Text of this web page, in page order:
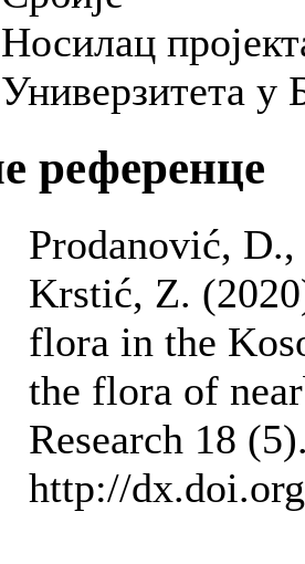
Носилац
Универзитета у
референце
Prodanović,
Krstić, Z.
flora in the
the flora of
Research 18
http://